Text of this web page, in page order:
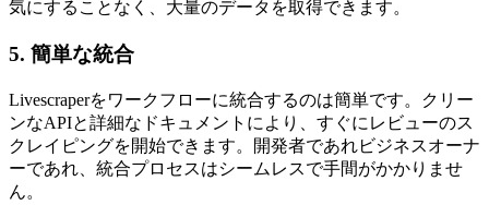
気にすることなく、大量のデータを取得できます。
5. 簡単な統合
Livescraperをワークフローに統合するのは簡単です。クリー
ンなAPIと詳細なドキュメントにより、すぐにレビューのス
クレイピングを開始できます。開発者であれビジネスオーナ
ーであれ、統合プロセスはシームレスで手間がかかりませ
ん。